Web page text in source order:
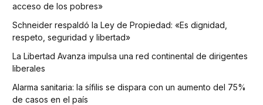
acceso de los pobres»
Schneider respaldó la Ley de Propiedad: «Es dignidad,
respeto, seguridad y libertad»
La Libertad Avanza impulsa una red continental de dirigentes
liberales
Alarma sanitaria: la sífilis se dispara con un aumento del 75%
de casos en el país